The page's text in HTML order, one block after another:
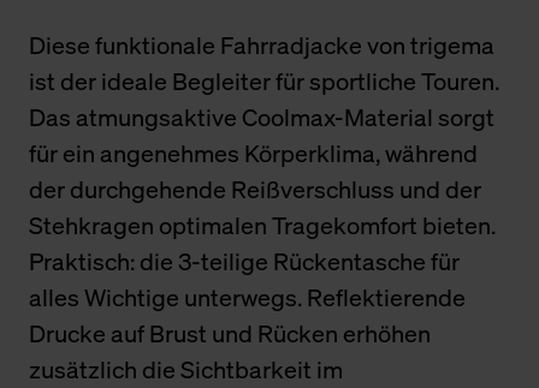
Diese funktionale Fahrradjacke von trigema
ist der ideale Begleiter für sportliche Touren.
Das atmungsaktive Coolmax-Material sorgt
für ein angenehmes Körperklima, während
der durchgehende Reißverschluss und der
Stehkragen optimalen Tragekomfort bieten.
Praktisch: die 3-teilige Rückentasche für
alles Wichtige unterwegs. Reflektierende
Drucke auf Brust und Rücken erhöhen
zusätzlich die Sichtbarkeit im